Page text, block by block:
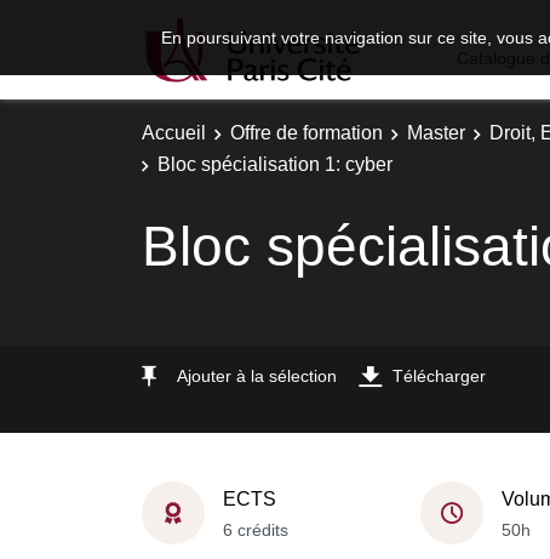
En poursuivant votre navigation sur ce site, vous
Accueil Offre de formation Master Droit,
Bloc spécialisation 1: cyber
Bloc
Ajouter à la sélection Télécharger
ECTS
6 crédits 50h